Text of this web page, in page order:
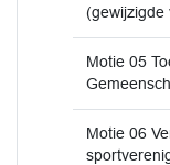
(gewijzigde
Motie 05
Motie 06